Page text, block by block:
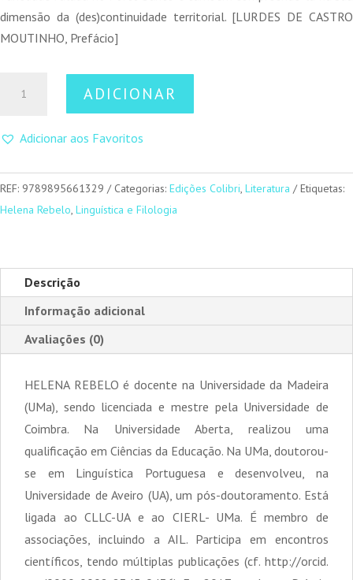
dimensão da (des)continuidade territorial. [LURDES DE CASTRO
MOUTINHO, Prefácio]
Falar
Porto
Santo
ADICIONAR
Adicionar aos Favoritos
REF: 9789895661329 Categorias: Edições Colibri, Literatura
Etiquetas:
Helena Rebelo, Linguística e Filologia
Descrição
Informação adicional
Avaliações (0)
HELENA REBELO é docente na Universidade da Madeira
(UMa), sendo licenciada e mestre pela Universidade de
Coimbra. Na Universidade Aberta, realizou uma
qualificação em Ciências da Educação. Na UMa, doutorou-
se em Linguística Portuguesa e desenvolveu, na
Universidade de Aveiro (UA), um pós-doutoramento. Está
ligada ao CLLC-UA e ao CIERL- UMa. É membro de
associações, incluindo a AIL. Participa em encontros
científicos, tendo múltiplas publicações (cf. http://orcid.